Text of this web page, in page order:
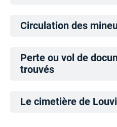
Circulation des
Perte ou vol de
trouvés
Le cimetière de